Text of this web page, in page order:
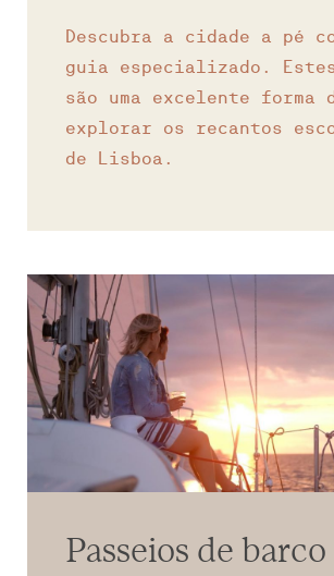
Descubra a cidade a pé
guia especializado.
são uma excelente forma
explorar os recantos
de Lisboa.
Passeios de barco